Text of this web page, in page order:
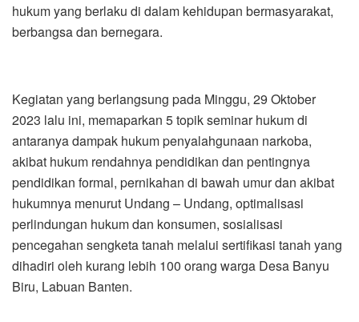
hukum yang berlaku di dalam kehidupan bermasyarakat,
berbangsa dan bernegara.
Kegiatan yang berlangsung pada Minggu, 29 Oktober
2023 lalu ini, memaparkan 5 topik seminar hukum di
antaranya dampak hukum penyalahgunaan narkoba,
akibat hukum rendahnya pendidikan dan pentingnya
pendidikan formal, pernikahan di bawah umur dan akibat
hukumnya menurut Undang – Undang, optimalisasi
perlindungan hukum dan konsumen, sosialisasi
pencegahan sengketa tanah melalui sertifikasi tanah yang
dihadiri oleh kurang lebih 100 orang warga Desa Banyu
Biru, Labuan Banten.